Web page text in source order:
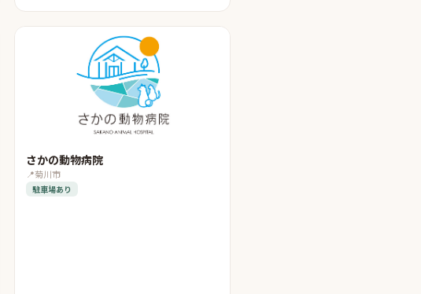
さかの動物病院
📍菊川市
駐車場あり